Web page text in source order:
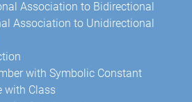
Association to Bidirectional
Association to Unidirectional
with Symbolic Constant
with Class